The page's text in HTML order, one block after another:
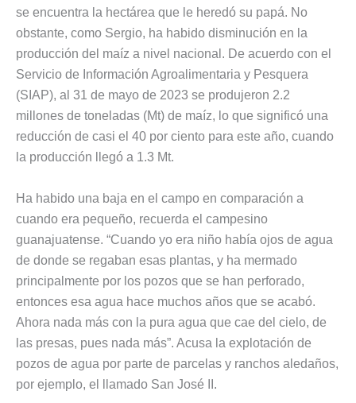
se encuentra la hectárea que le heredó su papá. No
obstante, como Sergio, ha habido disminución en la
producción del maíz a nivel nacional. De acuerdo con el
Servicio de Información Agroalimentaria y Pesquera
(SIAP), al 31 de mayo de 2023 se produjeron 2.2
millones de toneladas (Mt) de maíz, lo que significó una
reducción de casi el 40 por ciento para este año, cuando
la producción llegó a 1.3 Mt.
Ha habido una baja en el campo en comparación a
cuando era pequeño, recuerda el campesino
guanajuatense. “Cuando yo era niño había ojos de agua
de donde se regaban esas plantas, y ha mermado
principalmente por los pozos que se han perforado,
entonces esa agua hace muchos años que se acabó.
Ahora nada más con la pura agua que cae del cielo, de
las presas, pues nada más”. Acusa la explotación de
pozos de agua por parte de parcelas y ranchos aledaños,
por ejemplo, el llamado San José II.